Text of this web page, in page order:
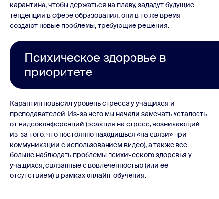
карантина, чтобы держаться на плаву, зададут будущие
тенденции в сфере образования, они в то же время
создают новые проблемы, требующие решения.
Психическое здоровье в
приоритете
Карантин повысил уровень стресса у учащихся и
преподавателей. Из-за него мы начали замечать усталость
от видеоконференций (реакция на стресс, возникающий
из-за того, что постоянно находишься «на связи» при
коммуникации с использованием видео), а также все
больше наблюдать проблемы психического здоровья у
учащихся, связанные с вовлеченностью (или ее
отсутствием) в рамках онлайн-обучения.